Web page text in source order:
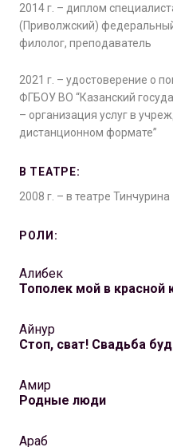
2014 г. – диплом
(Приволжский) федеральный
филолог, преподаватель
2021 г. – удостоверение о
ФГБОУ ВО “Казанский
– организация услуг в
дистанционном формате”
В ТЕАТРЕ:
2008 г. – в театре Тинчурина
РОЛИ:
Алибек
Тополек мой в красной
Айнур
Стоп, сват! Свадьба
Амир
Родные люди
Араб